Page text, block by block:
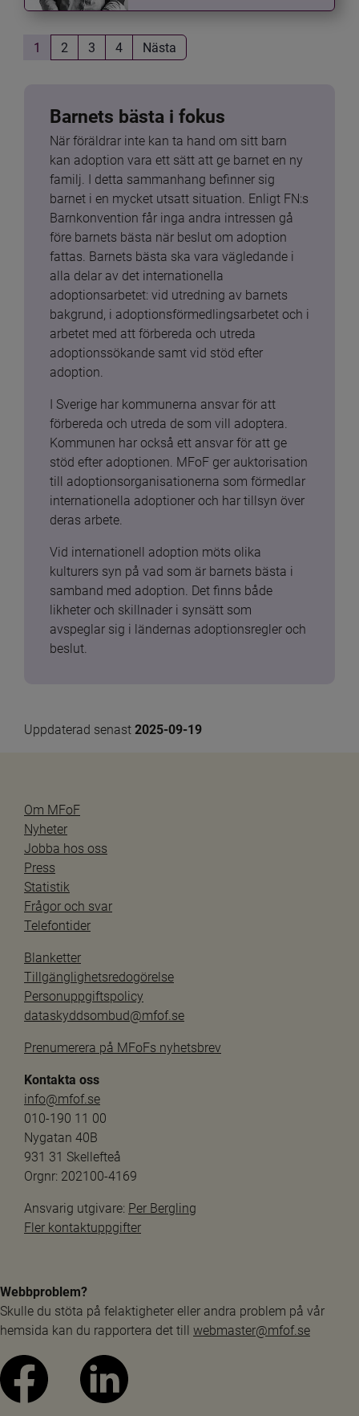
1 2 3 4 Nästa
Barnets bästa i fokus
När föräldrar inte kan ta hand om sitt barn
kan adoption vara ett sätt att ge barnet en ny
familj. I detta sammanhang befinner sig
barnet i en mycket utsatt situation. Enligt FN:s
Barnkonvention får inga andra intressen gå
före barnets bästa när beslut om adoption
fattas. Barnets bästa ska vara vägledande i
alla delar av det internationella
adoptionsarbetet: vid utredning av barnets
bakgrund, i adoptionsförmedlingsarbetet och i
arbetet med att förbereda och utreda
adoptionssökande samt vid stöd efter
adoption.
I Sverige har kommunerna ansvar för att
förbereda och utreda de som vill adoptera.
Kommunen har också ett ansvar för att ge
stöd efter adoptionen. MFoF ger auktorisation
till adoptionsorganisationerna som förmedlar
internationella adoptioner och har tillsyn över
deras arbete.
Vid internationell adoption möts olika
kulturers syn på vad som är barnets bästa i
samband med adoption. Det finns både
likheter och skillnader i synsätt som
avspeglar sig i ländernas adoptionsregler och
beslut.
Uppdaterad senast 2025-09-19
Om MFoF
Nyheter
Jobba hos oss
Press
Statistik
Frågor och svar
Telefontider
Blanketter
Tillgänglighetsredogörelse
Personuppgiftspolicy
dataskyddsombud@mfof.se
Prenumerera på MFoFs nyhetsbrev
Kontakta oss
info@mfof.se
010-190 11 00
Nygatan 40B
931 31 Skellefteå
Orgnr: 202100-4169
Ansvarig utgivare: Per Bergling
Fler kontaktuppgifter
Webbproblem?
Skulle du stöta på felaktigheter eller andra problem på vår
hemsida kan du rapportera det till webmaster@mfof.se